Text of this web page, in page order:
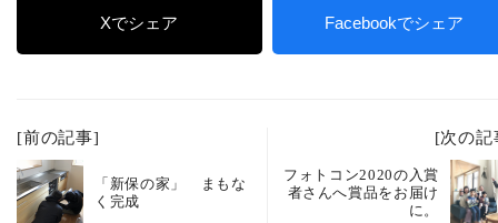
Xでシェア Facebookでシェア
[前の記事]
「新保の家」 まもな
く完成
[次の記
フォトコン2020の入賞
者さんへ賞品をお届け
に。